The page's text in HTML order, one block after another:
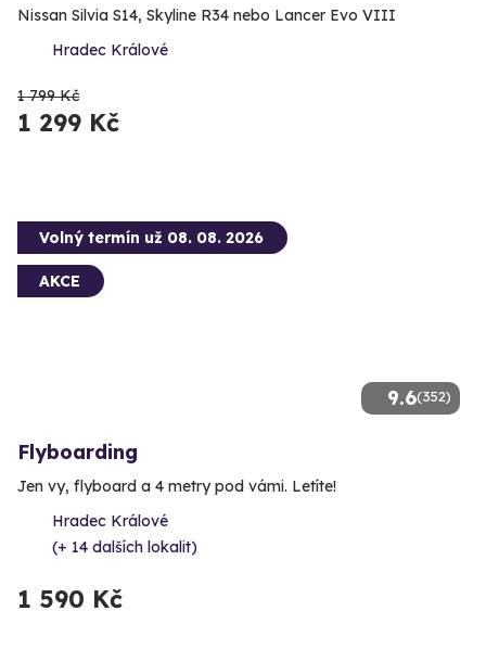
Nissan Silvia S14, Skyline R34 nebo Lancer Evo VIII
Hradec Králové
1 799 Kč
1 299 Kč
9.6(352)
Volný termín už 08. 08. 2026
AKCE
Flyboarding
Jen vy, flyboard a 4 metry pod vámi. Letíte!
Hradec Králové
(+ 14 dalších lokalit)
1 590 Kč